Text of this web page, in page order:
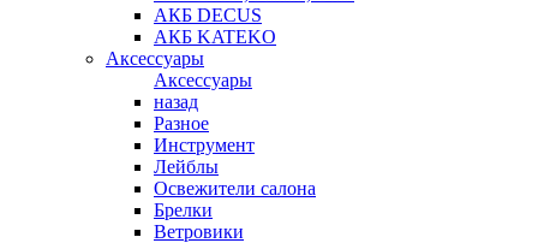
АКБ DECUS
АКБ KATEKO
Аксессуары
Аксессуары
назад
Разное
Инструмент
Лейблы
Освежители салона
Брелки
Ветровики